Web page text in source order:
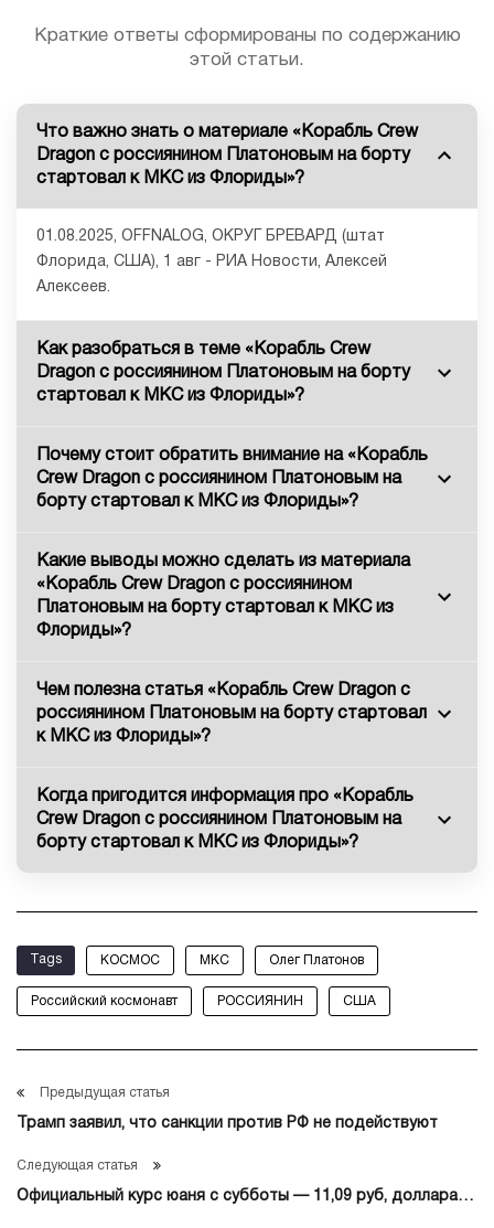
Краткие ответы сформированы по содержанию
этой статьи.
Что важно знать о материале «Корабль Crew
Dragon с россиянином Платоновым на борту
стартовал к МКС из Флориды»?
01.08.2025, OFFNALOG, ОКРУГ БРЕВАРД (штат
Флорида, США), 1 авг - РИА Новости, Алексей
Алексеев.
Как разобраться в теме «Корабль Crew
Dragon с россиянином Платоновым на борту
стартовал к МКС из Флориды»?
Почему стоит обратить внимание на «Корабль
Crew Dragon с россиянином Платоновым на
борту стартовал к МКС из Флориды»?
Какие выводы можно сделать из материала
«Корабль Crew Dragon с россиянином
Платоновым на борту стартовал к МКС из
Флориды»?
Чем полезна статья «Корабль Crew Dragon с
россиянином Платоновым на борту стартовал
к МКС из Флориды»?
Когда пригодится информация про «Корабль
Crew Dragon с россиянином Платоновым на
борту стартовал к МКС из Флориды»?
Tags КОСМОС МКС Олег Платонов
Российский космонавт РОССИЯНИН США
Предыдущая статья
Трамп заявил, что санкции против РФ не подействуют
Следующая статья
Официальный курс юаня с субботы — 11,09 руб, доллара —